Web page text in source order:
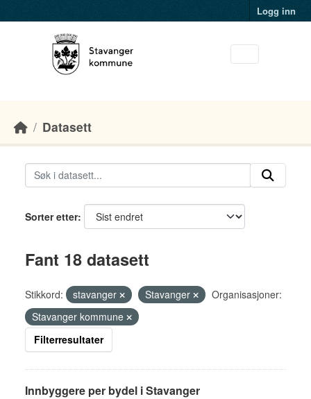
Logg inn
Datasett
Sorter etter
Fant 18 datasett
Stikkord: stavanger Stavanger
Organisasjoner:
Stavanger kommune
Filterresultater
Innbyggere per bydel i Stavanger